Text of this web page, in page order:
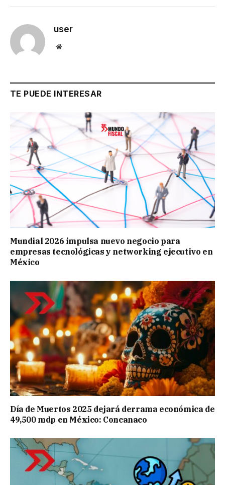
user
Website
TE PUEDE INTERESAR
Mundial 2026 impulsa nuevo negocio para
empresas tecnológicas y networking ejecutivo en
México
Día de Muertos 2025 dejará derrama económica de
49,500 mdp en México: Concanaco